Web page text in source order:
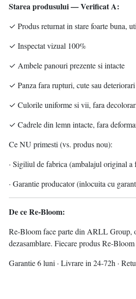
Starea produsului — Verificat A:
✓ Produs returnat in stare foarte buna,
✓ Inspectat vizual 100%
✓ Ambele panouri prezente si intacte
✓ Panza fara rupturi, cute sau
✓ Culorile uniforme si vii, fara
✓ Cadrele din lemn intacte, fara
Ce NU primesti (vs. produs nou):
· Sigiliul de fabrica (ambalajul original a
· Garantie producator (inlocuita cu
De ce Re-Bloom:
Re-Bloom face parte din ARLL Group,
dezasamblare. Fiecare produs Re-
Garantie 6 luni · Livrare in 24-72h ·